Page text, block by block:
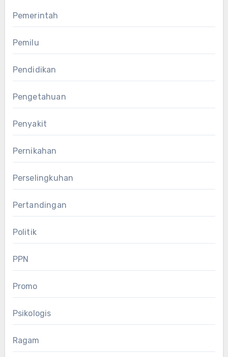
Pemerintah
Pemilu
Pendidikan
Pengetahuan
Penyakit
Pernikahan
Perselingkuhan
Pertandingan
Politik
PPN
Promo
Psikologis
Ragam